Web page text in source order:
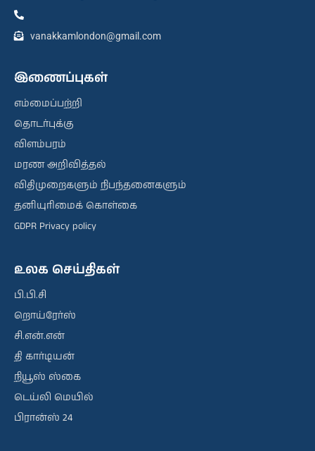
vanakkamlondon@gmail.com
இணைப்புகள்
எம்மைப்பற்றி
தொடர்புக்கு
விளம்பரம்
மரண அறிவித்தல்
விதிமுறைகளும் நிபந்தனைகளும்
தனியுரிமைக் கொள்கை
GDPR Privacy policy
உலக செய்திகள்
பி.பி.சி
றொய்ரேர்ஸ்
சி.என்.என்
தி கார்டியன்
நியூஸ் ஸ்கை
டெய்லி மெயில்
பிரான்ஸ் 24